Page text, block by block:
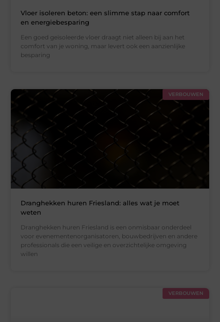
Vloer isoleren beton: een slimme stap naar comfort
en energiebesparing
Een goed geïsoleerde vloer draagt niet alleen bij aan het
comfort van je woning, maar levert ook een aanzienlijke
besparing
VERBOUWEN
Dranghekken huren Friesland: alles wat je moet
weten
Dranghekken huren Friesland is een onmisbaar onderdeel
voor evenementenorganisatoren, bouwbedrijven en andere
professionals die een veilige en overzichtelijke omgeving
willen
VERBOUWEN